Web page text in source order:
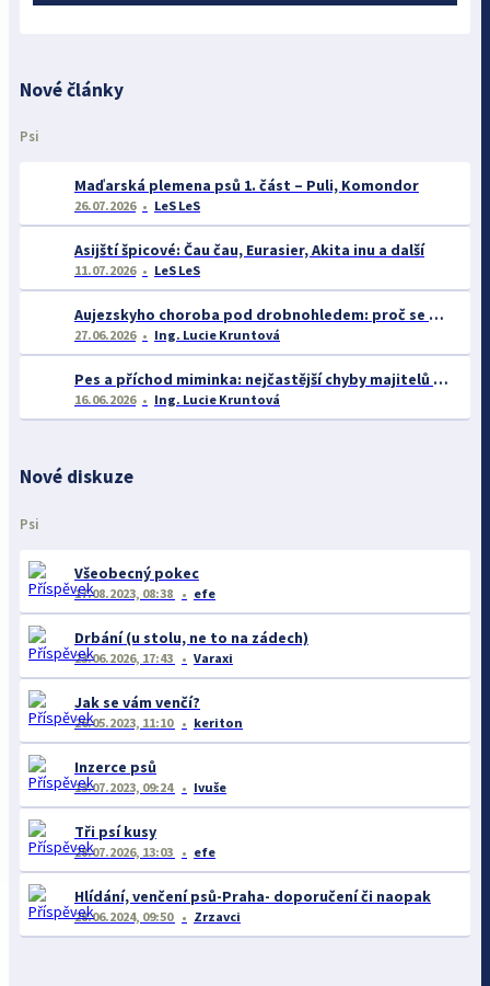
Nové články
Psi
Maďarská plemena psů 1. část – Puli, Komondor
26.07.2026 LeS LeS
Asijští špicové: Čau čau, Eurasier, Akita inu a další
11.07.2026 LeS LeS
Aujezskyho choroba pod drobnohledem: proč se o ní nyní mluví více než dříve
27.06.2026 Ing. Lucie Kruntová
Pes a příchod miminka: nejčastější chyby majitelů a jak se jim vyhnout
16.06.2026 Ing. Lucie Kruntová
Nové diskuze
Psi
Všeobecný pokec
17.08.2023, 08:38 efe
Drbání (u stolu, ne to na zádech)
23.06.2026, 17:43 Varaxi
Jak se vám venčí?
26.05.2023, 11:10 keriton
Inzerce psů
13.07.2023, 09:24 Ivuše
Tři psí kusy
28.07.2026, 13:03 efe
Hlídání, venčení psů-Praha- doporučení či naopak
28.06.2024, 09:50 Zrzavci